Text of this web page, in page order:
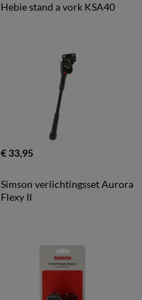
Hebie stand a vork KSA40
€ 33,95
Simson verlichtingsset Aurora
Flexy II